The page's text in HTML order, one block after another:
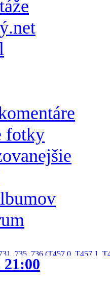
fotky
735, 736 (T457.0, T457.1,
21:00